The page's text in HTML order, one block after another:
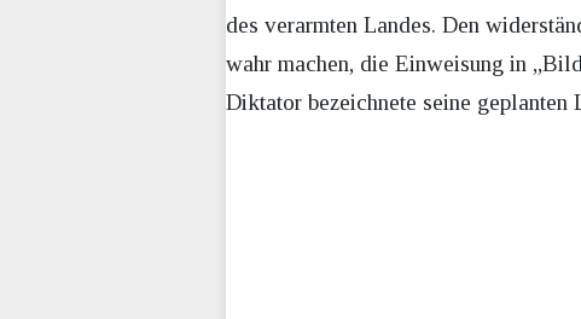
des verarmten Landes. Den
wahr machen, die Einweisung in
Diktator bezeichnete seine geplanten